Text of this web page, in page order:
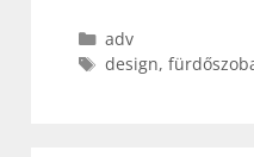
Kategória
adv
Címkék
design,